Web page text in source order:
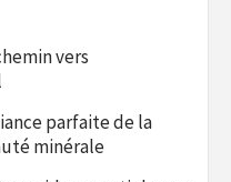
vers
parfaite de la
minérale